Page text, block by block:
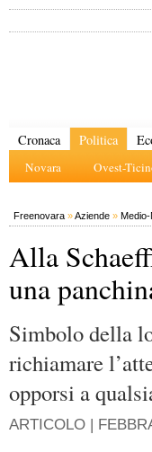
Cronaca Politica
Novara Ovest-
Freenovara »Aziende »
Alla
una
Simbolo della
richiamare
opporsi a
ARTICOLO |